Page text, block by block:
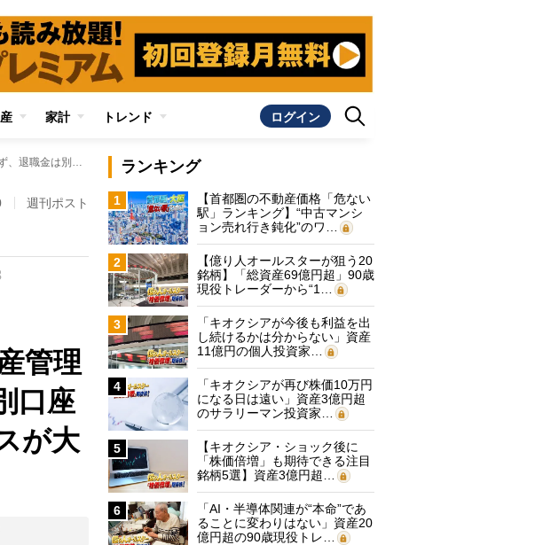
家計 トレンド ログイン
【人生終盤で困らないための70代の資産管理術】趣味の出費は我慢せず、退職金は別口座に 「使い方」と「守り方」のバランスが大切《70代FPがアドバイス》
週刊ポスト
管理
口座
が大
ランキング
1
【首都圏の不動産価格「危ない
駅」ランキング】“中古マンシ
ョン売れ行き鈍化”のワ…
2
【億り人オールスターが狙う20
銘柄】「総資産69億円超」90歳
現役トレーダーから“1…
3
「キオクシアが今後も利益を出
し続けるかは分からない」資産
11億円の個人投資家…
4
「キオクシアが再び株価10万円
になる日は遠い」資産3億円超
のサラリーマン投資家…
5
【キオクシア・ショック後に
「株価倍増」も期待できる注目
銘柄5選】資産3億円超…
6
「AI・半導体関連が“本命”であ
ることに変わりはない」資産20
億円超の90歳現役トレ…